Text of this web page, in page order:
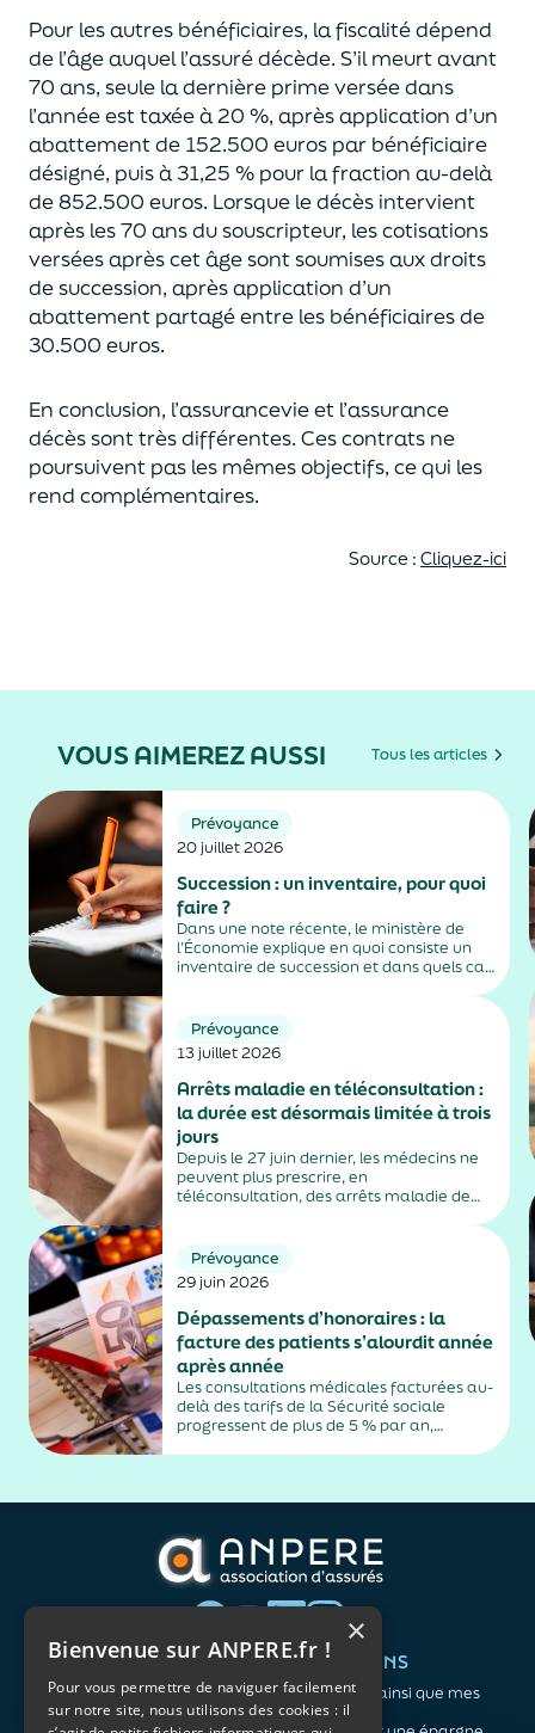
Pour les autres bénéficiaires, la fiscalité dépend
de l’âgeauquell’assuré décède. S’il meurt avant
70 ans, seule la dernière prime versée dans
l’année esttaxée à 20 %, après application d’un
abattement de 152.500 euros par bénéficiaire
désigné, puis à 31,25 % pour la fraction au-delà
de852.500 euros. Lorsque le décès intervient
après les 70 ans du souscripteur, les cotisations
versées après cet âge sont soumises aux droits
de succession, après application d’un
abattement partagé entre les bénéficiaires de
30.500 euros.
En conclusion, l’assurancevie et l’assurance
décès sont très différentes. Ces contrats ne
poursuivent pas les mêmes objectifs, ce qui les
rend complémentaires.
Source : Cliquez-ici
VOUS AIMEREZ AUSSI Tous les articles
Prévoyance
20 juillet 2026
Succession : un inventaire, pour quoi
faire ?
Dans une note récente, le ministère de
l’Économie explique en quoi consiste un
inventaire de succession et dans quels cas
Prévoyance
13 juillet 2026
Arrêts maladie en téléconsultation :
la durée est désormais limitée à trois
jours
Depuis le 27 juin dernier, les médecins ne
peuvent plus prescrire, en
téléconsultation, des arrêts maladie de
sociales et fiscales, s'inscrit dans un
durcissement plus...
Prévoyance
29 juin 2026
Dépassements d’honoraires : la
facture des patients s’alourdit année
après année
Les consultations médicales facturées au-
delà des tarifs de la Sécurité sociale
progressent de plus de 5 % par an,
alimentés par la montée en puissance des
QUI SOMMES-NOUS ?
L'association
Notre organisation
VOS BESOINS
Me protéger ainsi que mes
proches
×
Bienvenue sur ANPERE.fr !
Pour vous permettre de naviguer facilement
sur notre site, nous utilisons des cookies : il